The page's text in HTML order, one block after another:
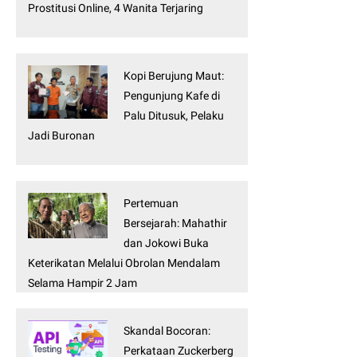
Prostitusi Online, 4 Wanita Terjaring
Kopi Berujung Maut:
Pengunjung Kafe di
Palu Ditusuk, Pelaku
Jadi Buronan
Pertemuan
Bersejarah: Mahathir
dan Jokowi Buka
Keterikatan Melalui Obrolan Mendalam
Selama Hampir 2 Jam
Skandal Bocoran:
Perkataan Zuckerberg